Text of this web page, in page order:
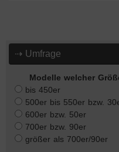
⇢ Umfrage
Modelle welcher
bis 450er
500er bis 550er bzw.
600er bzw. 50er
700er bzw. 90er
größer als 700er/90er